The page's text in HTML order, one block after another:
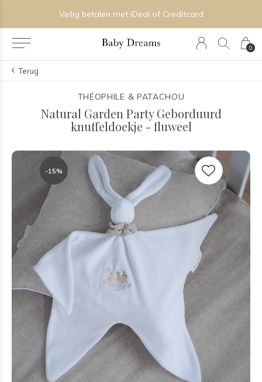
0
Veilig betalen met iDeal of Creditcard
Terug
THÉOPHILE & PATACHOU
Natural Garden Party Geborduurd
knuffeldoekje - fluweel
-15%